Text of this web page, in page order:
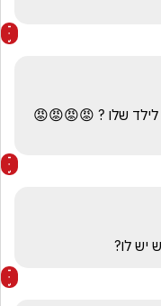
שלו ? 😡😡😡😡
יש לו?